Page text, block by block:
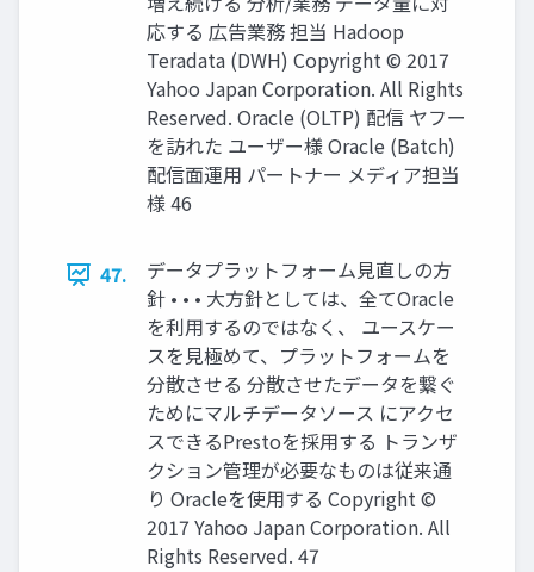
応する 広告業務 担当 Hadoop
Teradata (DWH) Copyright © 2017
Yahoo Japan Corporation. All Rights
Reserved. Oracle (OLTP) 配信 ヤフー
を訪れた ユーザー様 Oracle (Batch)
配信面運用 パートナー メディア担当
様 46
47.
データプラットフォーム見直しの方
針 • • • 大方針としては、全てOracle
を利用するのではなく、 ユースケー
スを見極めて、プラットフォームを
分散させる 分散させたデータを繋ぐ
ためにマルチデータソース にアクセ
スできるPrestoを採用する トランザ
クション管理が必要なものは従来通
り Oracleを使用する Copyright ©
2017 Yahoo Japan Corporation. All
Rights Reserved. 47